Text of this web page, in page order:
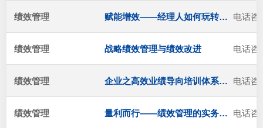
绩效管理 赋能增效——经理人如何玩转OKR 电话咨
绩效管理 战略绩效管理与绩效改进 电话咨
绩效管理 企业之高效业绩导向培训体系搭建 电话咨
绩效管理 量利而行——绩效管理的实务技巧 电话咨